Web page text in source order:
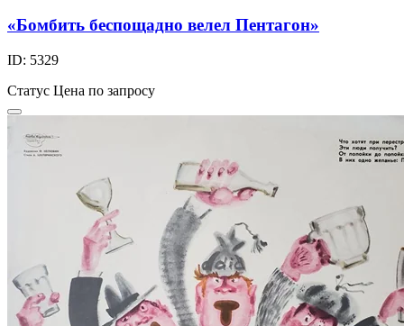
«Бомбить беспощадно велел Пентагон»
ID: 5329
Статус Цена по запросу